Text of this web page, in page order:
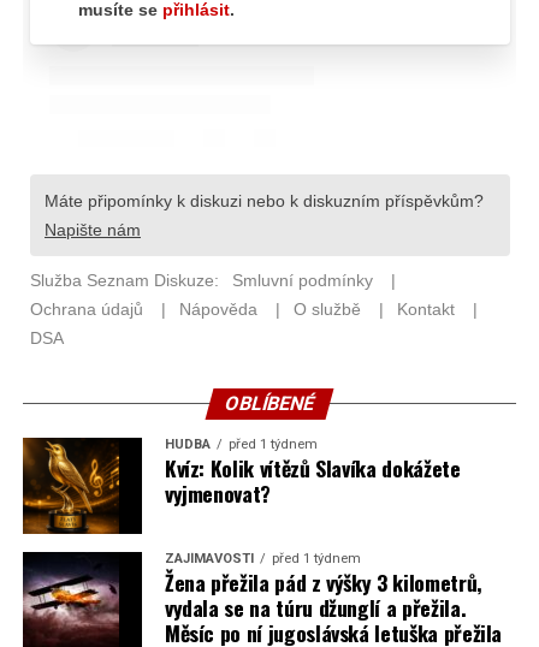
OBLÍBENÉ
HUDBA před 1 týdnem
Kvíz: Kolik vítězů Slavíka dokážete
vyjmenovat?
ZAJÍMAVOSTI před 1 týdnem
Žena přežila pád z výšky 3 kilometrů,
vydala se na túru džunglí a přežila.
Měsíc po ní jugoslávská letuška přežila